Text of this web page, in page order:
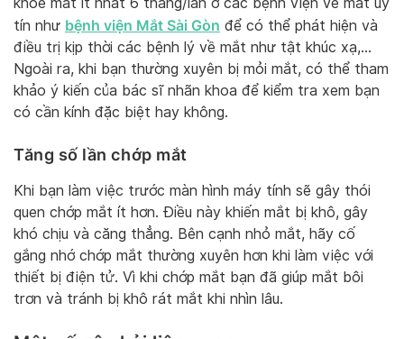
tín như bệnh viện Mắt Sài Gòn để có thể phát hiện và
điều trị kịp thời các bệnh lý về mắt như tật khúc xạ,…
Ngoài ra, khi bạn thường xuyên bị mỏi mắt, có thể tham
khảo ý kiến của bác sĩ nhãn khoa để kiểm tra xem bạn
có cần kính đặc biệt hay không.
Tăng số lần chớp mắt
Khi bạn làm việc trước màn hình máy tính sẽ gây thói
quen chớp mắt ít hơn. Điều này khiến mắt bị khô, gây
khó chịu và căng thẳng. Bên cạnh nhỏ mắt, hãy cố
gắng nhớ chớp mắt thường xuyên hơn khi làm việc với
thiết bị điện tử. Vì khi chớp mắt bạn đã giúp mắt bôi
trơn và tránh bị khô rát mắt khi nhìn lâu.